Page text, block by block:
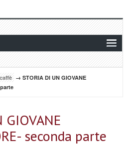
→ STORIA DI UN GIOVANE
GIOVANE
seconda parte